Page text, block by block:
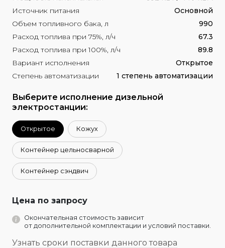
Источник питания
Основной
Объем топливного бака, л
990
Расход топлива при 75%, л/ч
67.3
Расход топлива при 100%, л/ч
89.8
Вариант исполнения
Открытое
Степень автоматизации
1 степень автоматизации
Выберите исполнение дизельной
электростанции:
Открытое Кожух
Контейнер цельносварной
Контейнер сэндвич
Цена по запросу
Окончательная стоимость зависит
от дополнительной комплектации и условий поставки.
Узнать сроки поставки данного товара